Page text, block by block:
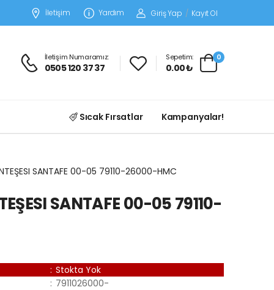
İletişim Yardım Giriş Yap / Kayıt Ol
İletişim Numaramız:
0505 120 37 37
Sepetim:
0.00 ₺
0
Sıcak Fırsatlar Kampanyalar!
SANTAFE 00-05 79110-26000-HMC
SANTAFE 00-05 79110-
: Stokta Yok
: 7911026000-